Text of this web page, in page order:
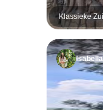
Klassieke
Isabella